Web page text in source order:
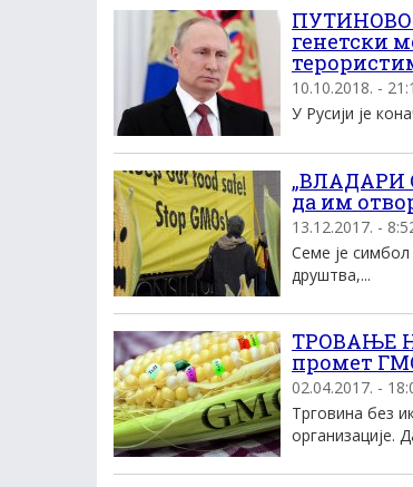
генетски
10.10.2018. -
У Русији је
„ВЛАДАРИ
да им
13.12.2017. -
Семе је
друштва,...
ТРОВАЊЕ
промет
02.04.2017. -
Трговина без
организације.